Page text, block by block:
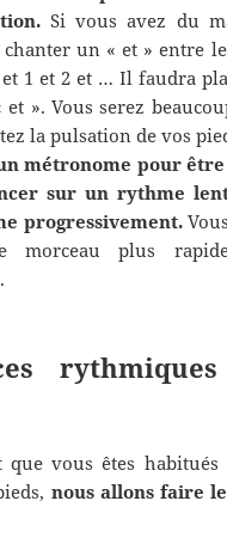
Si vous avez du
chanter un « et » entre
1 et 2 et … Il faudra
et ». Vous serez
la pulsation de vos
métronome pour
sur un rythme
progressivement.
morceau plus
que vous êtes
nous allons faire